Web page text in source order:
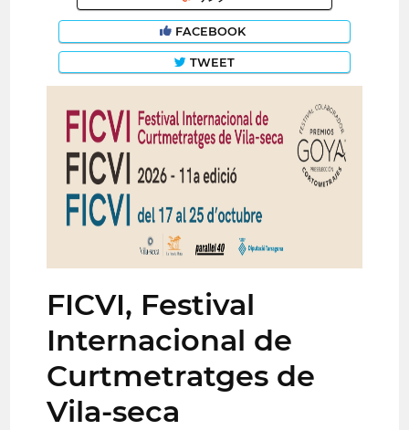
FACEBOOK
TWEET
FICVI, Festival
Internacional de
Curtmetratges de
Vila-seca